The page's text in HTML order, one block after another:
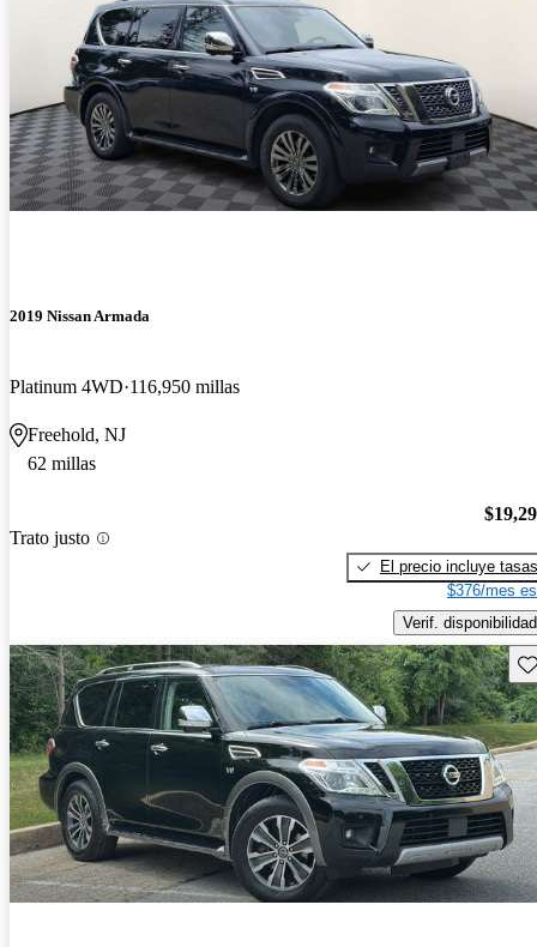
2019 Nissan Armada
Platinum 4WD 116,950 millas
Freehold, NJ
62 millas
Trato justo
El precio incluye tasas
$376/mes
Verif. disponibilidad